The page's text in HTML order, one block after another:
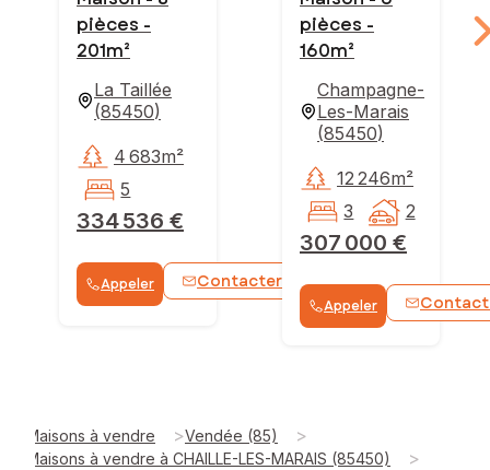
pièces -
201m²
La Taillée
(85450)
334 536 €
4 683m²
5
Appeler Contacter WhatsApp
pièces -
160m²
Champagne-
Les-Marais
(85450)
307 000 €
12 246m²
3
2
Appeler
Maisons à vendre >Vendée (85) >
Maisons à vendre à CHAILLE-LES-MARAIS (85450) >